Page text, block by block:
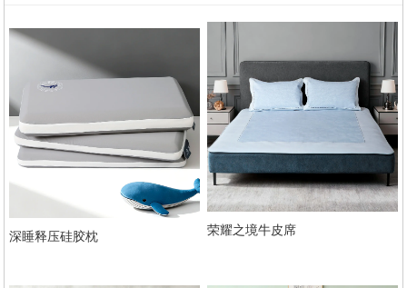
深睡释压硅胶枕 荣耀之境牛皮席